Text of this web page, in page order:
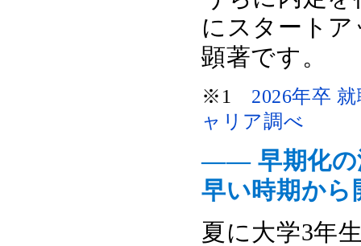
にスタート
顕著です。
※1 2026年卒
ャリア調べ
―― 早期化の
早い時期か
夏に大学3年